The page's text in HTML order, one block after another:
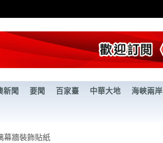
新聞 要聞 百家臺 中華大地 海峽兩岸
幕牆裝飾貼紙